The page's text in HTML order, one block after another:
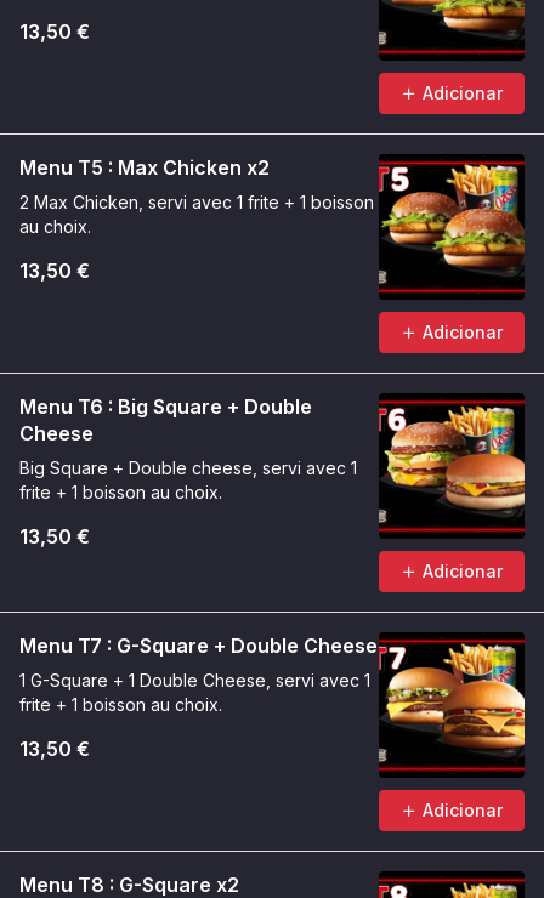
13,50 €
Adicionar
Menu T5 : Max Chicken x2
2 Max Chicken, servi avec 1 frite + 1 boisson
au choix.
13,50 €
Adicionar
Menu T6 : Big Square + Double
Cheese
Big Square + Double cheese, servi avec 1
frite + 1 boisson au choix.
13,50 €
Adicionar
Menu T7 : G-Square + Double Cheese
1 G-Square + 1 Double Cheese, servi avec 1
frite + 1 boisson au choix.
13,50 €
Adicionar
Menu T8 : G-Square x2